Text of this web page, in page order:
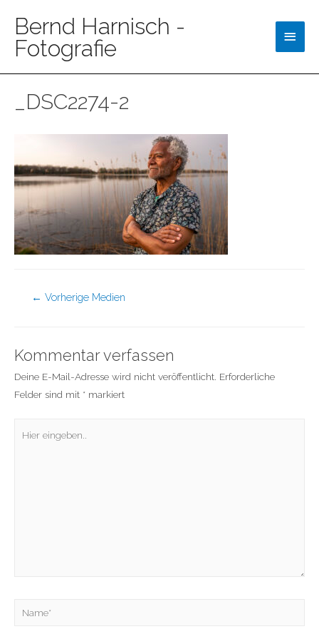
Bernd Harnisch -
Fotografie
_DSC2274-2
← Vorherige Medien
Kommentar verfassen
Deine E-Mail-Adresse wird nicht veröffentlicht. Erforderliche
Felder sind mit * markiert